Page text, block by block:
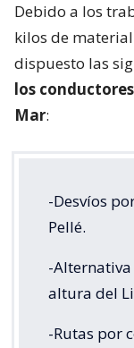
Debido a los
kilos de
dispuesto las
los
Mar:
-Desvíos
Pellé.
-
altura del
-Rutas por